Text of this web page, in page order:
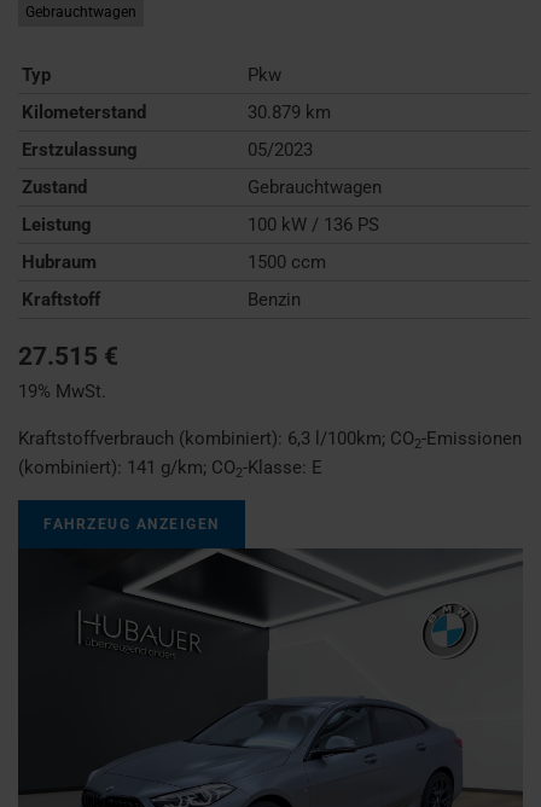
Gebrauchtwagen
Typ
Pkw
Kilometerstand
30.879 km
Erstzulassung
05/2023
Zustand
Gebrauchtwagen
Leistung
100 kW / 136 PS
Hubraum
1500 ccm
Kraftstoff
Benzin
27.515 €
19% MwSt.
Kraftstoffverbrauch (kombiniert): 6,3 l/100km; CO2-Emissionen
(kombiniert): 141 g/km; CO2-Klasse: E
FAHRZEUG ANZEIGEN